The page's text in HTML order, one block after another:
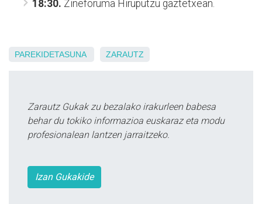
18:30. Zineforuma Hiruputzu gaztetxean.
PAREKIDETASUNA ZARAUTZ
Zarautz Gukak zu bezalako irakurleen babesa
behar du tokiko informazioa euskaraz eta modu
profesionalean lantzen jarraitzeko.
Izan Gukakide